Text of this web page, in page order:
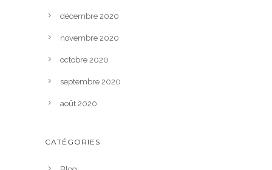
décembre 2020
novembre 2020
octobre 2020
septembre 2020
août 2020
CATÉGORIES